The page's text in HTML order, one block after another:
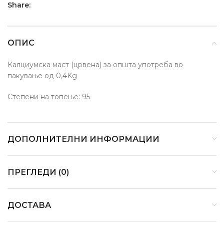
Share:
ОПИС
Калциумска маст (црвена) за општа употреба во
пакување од 0,4Kg
Степени на топење: 95
ДОПОЛНИТЕЛНИ ИНФОРМАЦИИ
ПРЕГЛЕДИ (0)
ДОСТАВА